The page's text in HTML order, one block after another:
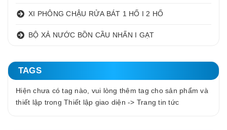
XI PHÔNG CHẬU RỬA BÁT 1 HỐ I 2 HỐ
BỘ XẢ NƯỚC BỒN CẦU NHẤN I GẠT
TAGS
Hiện chưa có tag nào, vui lòng thêm tag cho sản phẩm và
thiết lập trong Thiết lập giao diện -> Trang tin tức